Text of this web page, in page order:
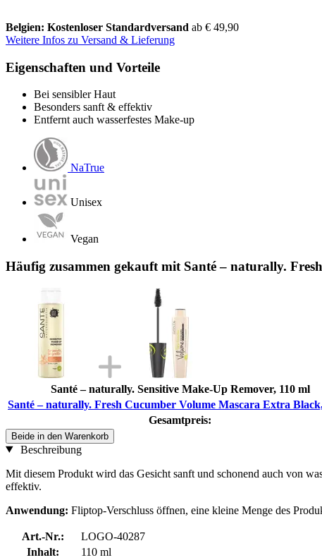
Belgien: Kostenloser Standardversand ab € 49,90
Weitere Infos zu Versand & Lieferung
Eigenschaften und Vorteile
Bei sensibler Haut
Besonders sanft & effektiv
Entfernt auch wasserfestes Make-up
NaTrue
Unisex
Vegan
Häufig zusammen gekauft mit Santé – naturally.
Santé – naturally. Sensitive Make-Up Remover, 110 ml
Santé – naturally. Fresh Cucumber Volume Mascara Extra
Gesamtpreis:
Beide in den Warenkorb
Beschreibung
Mit diesem Produkt wird das Gesicht sanft und schonend auch von
effektiv.
Anwendung: Fliptop-Verschluss öffnen, eine kleine Menge des
Art.-Nr.:
LOGO-40287
Inhalt:
110 ml